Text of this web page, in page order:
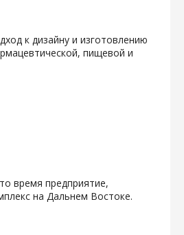
к дизайну и изготовлению
пищевой и
время предприятие,
на Дальнем Востоке.